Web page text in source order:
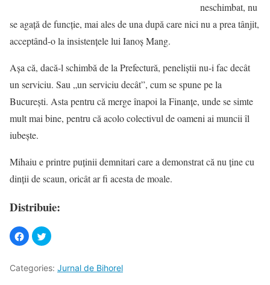
neschimbat, nu
se agață de funcție, mai ales de una după care nici nu a prea tânjit,
acceptând-o la insistențele lui Ianoș Mang.
Așa că, dacă-l schimbă de la Prefectură, peneliștii nu-i fac decât
un serviciu. Sau „un serviciu decât”, cum se spune pe la
București. Asta pentru că merge înapoi la Finanțe, unde se simte
mult mai bine, pentru că acolo colectivul de oameni ai muncii îl
iubește.
Mihaiu e printre puținii demnitari care a demonstrat că nu ține cu
dinții de scaun, oricât ar fi acesta de moale.
Distribuie:
Categories: Jurnal de Bihorel